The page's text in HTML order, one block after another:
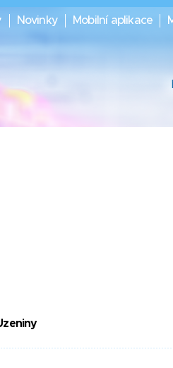
Novinky Mobilní aplikace